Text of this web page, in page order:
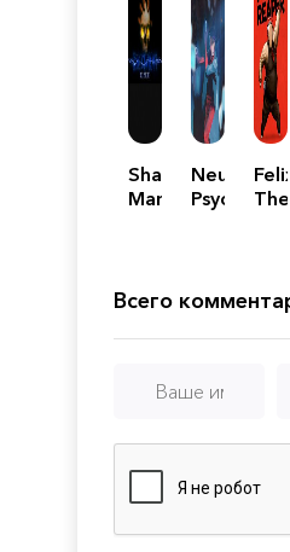
Shadow
Man
Neurodeck:
Felix
The
Всего